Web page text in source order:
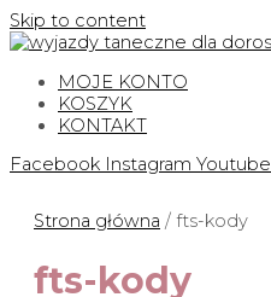
Skip to content
MOJE KONTO
KOSZYK
KONTAKT
Facebook Instagram Youtube
Strona główna / fts-kody
fts-kody